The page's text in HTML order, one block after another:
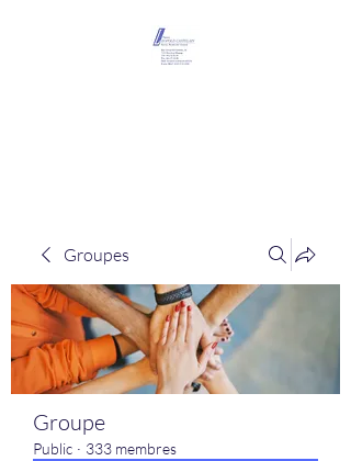
Groupes
Groupe
Public · 333 membres